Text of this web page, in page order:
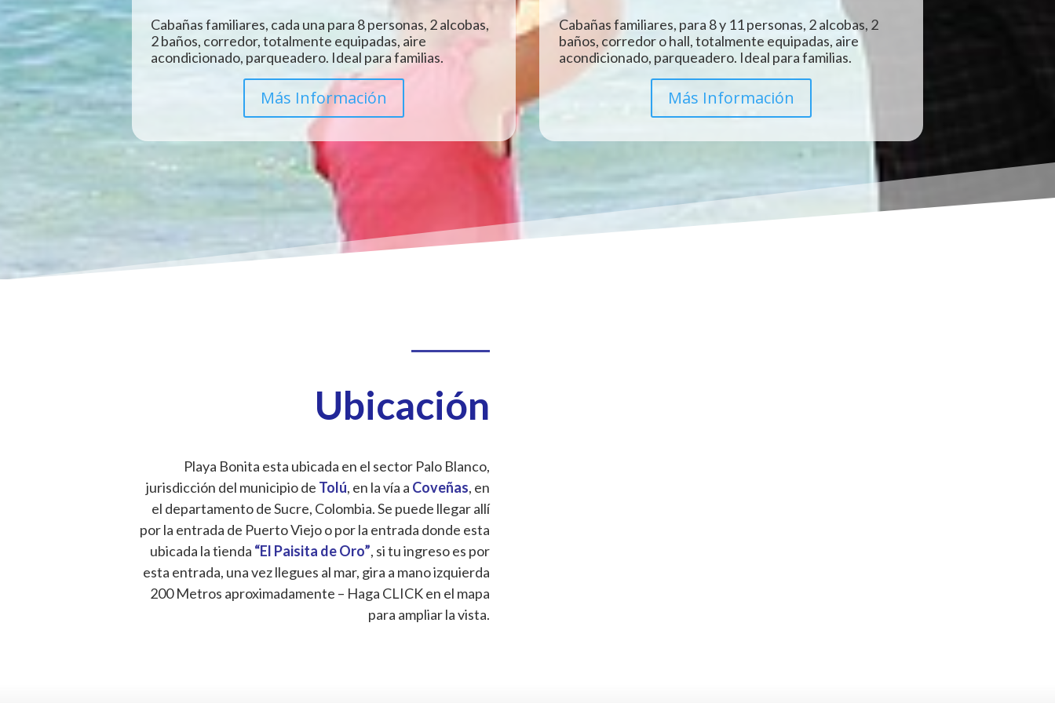
Cabañas familiares, cada una para 8 personas, 2 alcobas,
2 baños, corredor, totalmente equipadas, aire
acondicionado, parqueadero. Ideal para familias.
Más Información
Cabañas familiares, para 8 y 11 personas, 2 alcobas, 2
baños, corredor o hall, totalmente equipadas, aire
acondicionado, parqueadero. Ideal para familias.
Más Información
Ubicación
Playa Bonita esta ubicada en el sector Palo Blanco,
jurisdicción del municipio de Tolú, en la vía a Coveñas, en
el departamento de Sucre, Colombia. Se puede llegar allí
por la entrada de Puerto Viejo o por la entrada donde esta
ubicada la tienda “El Paisita de Oro”, si tu ingreso es por
esta entrada, una vez llegues al mar, gira a mano izquierda
200 Metros aproximadamente – Haga CLICK en el mapa
para ampliar la vista.